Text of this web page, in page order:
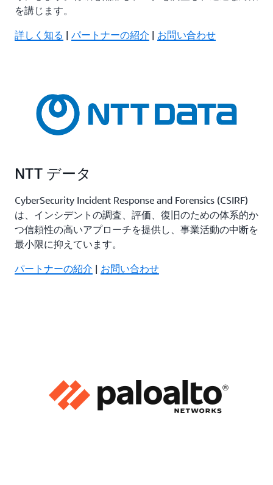
を講じます。
詳しく知る | パートナーの紹介 | お問い合わせ
NTT データ
CyberSecurity Incident Response and Forensics (CSIRF)
は、インシデントの調査、評価、復旧のための体系的か
つ信頼性の高いアプローチを提供し、事業活動の中断を
最小限に抑えています。
パートナーの紹介 | お問い合わせ